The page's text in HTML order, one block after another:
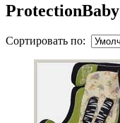
ProtectionBaby
Сортировать по: